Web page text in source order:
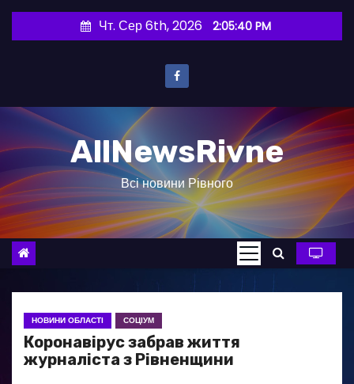
и
о
в
Чт. Сер 6th, 2026 2:05:41 PM
AllNewsRivne
Всі новини Рівного
НОВИНИ ОБЛАСТІ СОЦІУМ
Коронавірус забрав життя
журналіста з Рівненщини